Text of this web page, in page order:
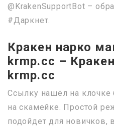
@KrakenSupportBot –
#Даркнет.
Кракен нарко
krmp.cc –
krmp.cc
Ссылку нашёл на
на скамейке. Простой
подойдет для новичков,